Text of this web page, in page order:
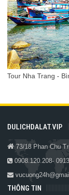
Tour Nha Trang -
DULICHDALAT.VIP
73/18 Phan Chu
0908.120.208-
THÔNG TIN